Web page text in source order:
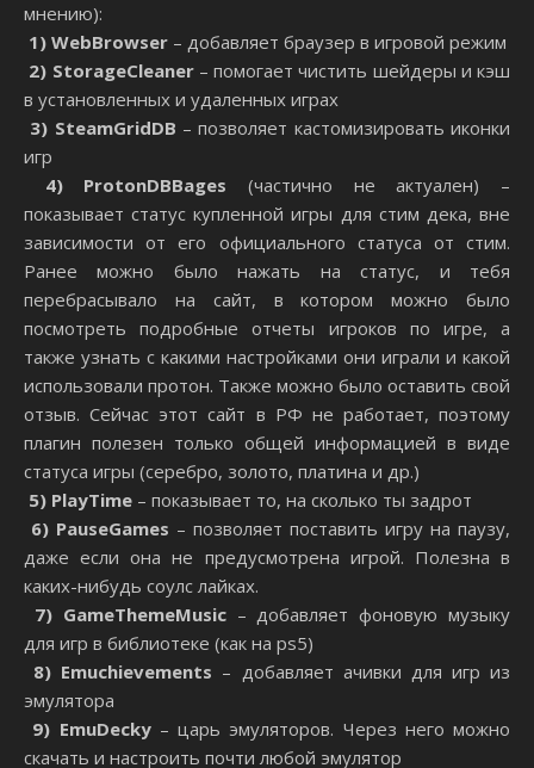
мнению):
1) WebBrowser – добавляет браузер в игровой режим
2) StorageCleaner– помогает чистить шейдеры и кэш
в установленных и удаленных играх
3) SteamGridDB – позволяет кастомизировать иконки
игр
4) ProtonDBBages (частично не актуален) –
показывает статус купленной игры для стим дека, вне
зависимости от его официального статуса от стим.
Ранее можно было нажать на статус, и тебя
перебрасывало на сайт, в котором можно было
посмотреть подробные отчеты игроков по игре, а
также узнать с какими настройками они играли и какой
использовали протон. Также можно было оставить свой
отзыв. Сейчас этот сайт в РФ не работает, поэтому
плагин полезен только общей информацией в виде
статуса игры (серебро, золото, платина и др.)
5) PlayTime – показывает то, на сколько ты задрот
6) PauseGames – позволяет поставить игру на паузу,
даже если она не предусмотрена игрой. Полезна в
каких-нибудь соулс лайках.
7) GameThemeMusic– добавляет фоновую музыку
для игр в библиотеке (как на ps5)
8) Emuchievements – добавляет ачивки для игр из
эмулятора
9) EmuDecky– царь эмуляторов. Через него можно
скачать и настроить почти любой эмулятор